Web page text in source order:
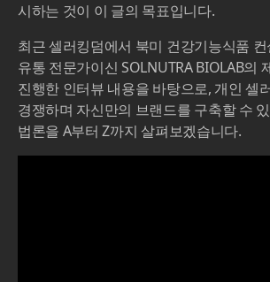
시하는 것이 이 글의 목표입니다.
최근 셀러킹덤에서 북미 건강기능식품
유통 전문가이신 SOLNUTRA BIOLAB의
진행한 인터뷰 내용을 바탕으로, 개인 셀
경쟁하며 자신만의 브랜드를 구축할 수
법론을 A부터 Z까지 살펴보겠습니다.